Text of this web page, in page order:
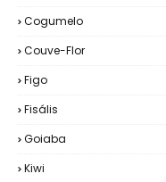
Cogumelo
Couve-Flor
Figo
Fisális
Goiaba
Kiwi